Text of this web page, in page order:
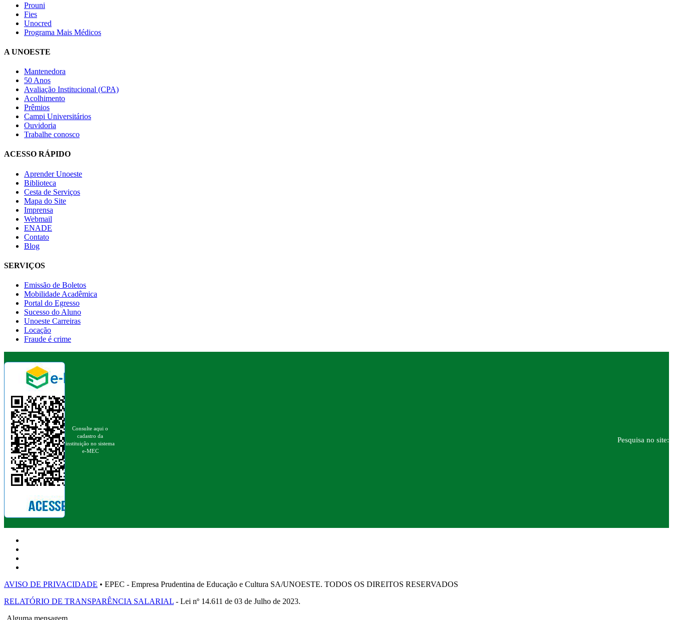
Prouni
Fies
Unocred
Programa Mais Médicos
A UNOESTE
Mantenedora
50 Anos
Avaliação Institucional (CPA)
Acolhimento
Prêmios
Campi Universitários
Ouvidoria
Trabalhe conosco
ACESSO RÁPIDO
Aprender Unoeste
Biblioteca
Cesta de Serviços
Mapa do Site
Imprensa
Webmail
ENADE
Contato
Blog
SERVIÇOS
Emissão de Boletos
Mobilidade Acadêmica
Portal do Egresso
Sucesso do Aluno
Unoeste Carreiras
Locação
Fraude é crime
Consulte aqui o
cadastro da
instituição no sistema
e-MEC
Pesquisa no site:
AVISO DE PRIVACIDADE • EPEC - Empresa Prudentina de Educação e Cultura SA/UNOESTE. TODOS OS DIREITOS RESERVADOS
RELATÓRIO DE TRANSPARÊNCIA SALARIAL - Lei nº 14.611 de 03 de Julho de 2023.